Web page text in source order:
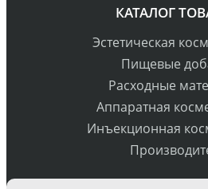
КАТАЛОГ
Эстетическая
Пищевые
Расходные
Аппаратная
Инъекционная